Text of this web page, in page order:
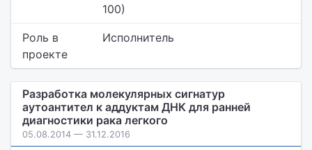
100)
Роль в
проекте
Исполнитель
Разработка молекулярных сигнатур
аутоантител к аддуктам ДНК для ранней
диагностики рака легкого
05.08.2014 — 31.12.2016